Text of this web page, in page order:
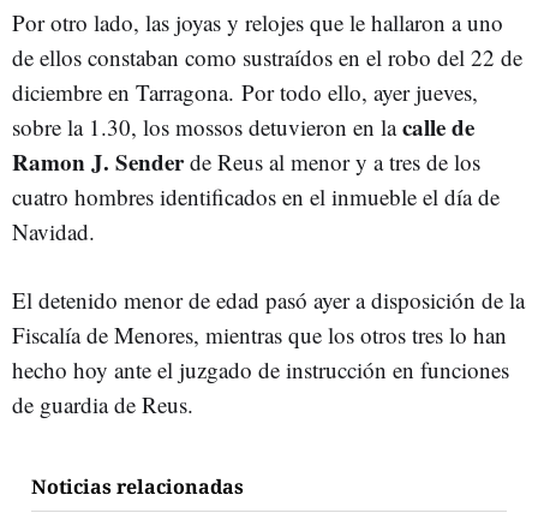
Por otro lado, las joyas y relojes que le hallaron a uno
de ellos constaban como sustraídos en el robo del 22 de
diciembre en Tarragona. Por todo ello, ayer jueves,
sobre la 1.30, los mossos detuvieron en lacalle de
Ramon J. Senderde Reus al menor y a tres de los
cuatro hombres identificados en el inmueble el día de
Navidad.
El detenido menor de edad pasó ayer a disposición de la
Fiscalía de Menores, mientras que los otros tres lo han
hecho hoy ante el juzgado de instrucción en funciones
de guardia de Reus.
Noticias relacionadas